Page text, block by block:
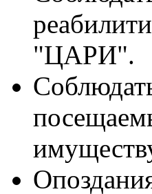
"ЦАРИ".